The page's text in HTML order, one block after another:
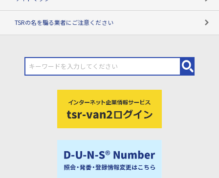
TSRの名を騙る業者にご注意ください